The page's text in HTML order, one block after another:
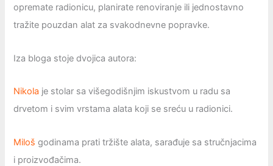
opremаtе radionicu, planirate renoviranje ili jednostavno
tražite pouzdan alat za svakodnevne popravke.
Iza bloga stoje dvojica autora:
Nikola je stolar sa višegodišnjim iskustvom u radu sa
drvetom i svim vrstama alata koji se sreću u radionici.
Miloš godinama prati tržište alata, sarađuje sa stručnjacima
i proizvođačima.